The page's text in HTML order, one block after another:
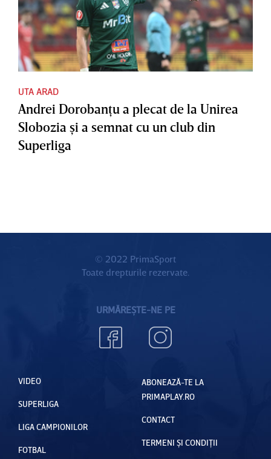
UTA ARAD
Andrei Dorobanţu a plecat de la Unirea
Slobozia şi a semnat cu un club din
Superliga
© 2022 PrimaSport
Toate drepturile rezervate.
URMĂREȘTE-NE PE
VIDEO
SUPERLIGA
LIGA CAMPIONILOR
FOTBAL
ABONEAZĂ-TE LA
PRIMAPLAY.RO
CONTACT
TERMENI ȘI CONDIȚII